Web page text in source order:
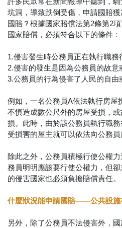
坑洞，導致跌倒受傷，申請國賠
國賠？根據國家賠償法第2條第2
國家賠償，必須符合以下的條件：
1.侵害發生時公務員正在執行職務
2.侵害的發生是因為公務員的故意
3.公務員的行為侵害了人民的自由
例如，一名公務員A依法執行房屋
不慎造成數公尺外的房屋受損，
損。此時，由於該公務員執行職
受損害的屋主就可以依法向公務員
除此之外，公務員積極行使公權
務員明明應該要行使公權力，但
的侵害國家也必須負擔賠償責任。
什麼狀況能申請國賠——公共設施
另外，除了公務員不法侵害外，